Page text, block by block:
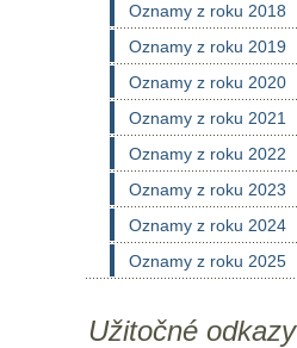
Oznamy z roku 2018
Oznamy z roku 2019
Oznamy z roku 2020
Oznamy z roku 2021
Oznamy z roku 2022
Oznamy z roku 2023
Oznamy z roku 2024
Oznamy z roku 2025
Užitočné odkazy